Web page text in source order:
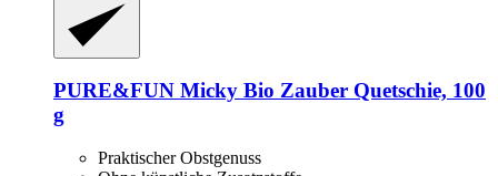
PURE&FUN Micky Bio Zauber Quetschie, 100
g
Praktischer Obstgenuss